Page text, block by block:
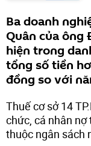
Ba doanh
Quân của
hiện trong
tổng số tiền
đồng so với
Thuế cơ sở 14
chức, cá nhân
thuộc ngân sách